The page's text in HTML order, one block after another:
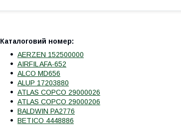
Каталоговий номер:
AERZEN 152500000
AIRFIL AFA-652
ALCO MD656
ALUP 17203880
ATLAS COPCO 29000026
ATLAS COPCO 29000206
BALDWIN PA2776
BETICO 4448886